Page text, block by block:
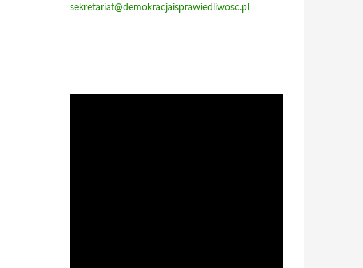
sekretariat@demokracjaisprawiedliwosc.pl